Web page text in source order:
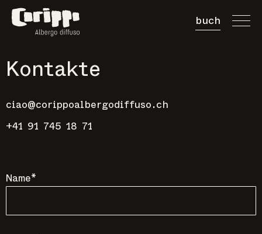
buch
Kontakte
ciao@corippoalbergodiffuso.ch
+41 91 745 18 71
Name*